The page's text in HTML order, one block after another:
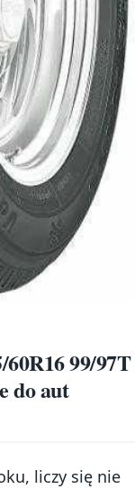
99/97T
do aut
liczy się nie